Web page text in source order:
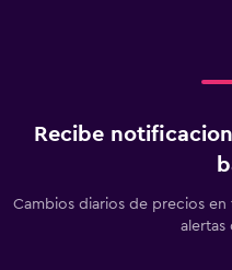
Recibe
Cambios diarios de precios
alertas